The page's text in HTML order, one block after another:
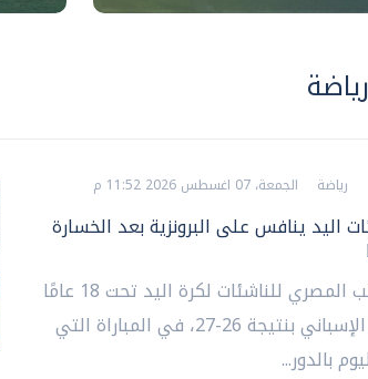
رياضة الجمعة، 07 اغسطس 2026 11:52 م
اليد ينافس على البرونزية بعد الخسارة
خسر المنتخب المصري للناشئات لكرة اليد تحت 18 عامًا
أمام نظيره الإسباني بنتيجة 26-27، في المباراة التي
بالدور...